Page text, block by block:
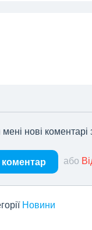
нові
або
Новини